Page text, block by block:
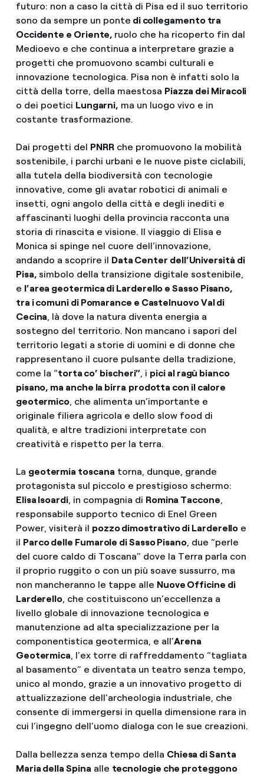
futuro: non a caso la città di Pisa ed il suo territorio
sono da sempre un ponte di collegamento tra
Occidente e Oriente, ruolo che ha ricoperto fin dal
Medioevo e che continua a interpretare grazie a
progetti che promuovono scambi culturali e
innovazione tecnologica. Pisa non è infatti solo la
città della torre, della maestosa Piazza dei Miracoli
o dei poetici Lungarni, ma un luogo vivo e in
costante trasformazione.
Dai progetti del PNRRche promuovono la mobilità
sostenibile, i parchi urbani e le nuove piste ciclabili,
alla tutela della biodiversità con tecnologie
innovative, come gli avatar robotici di animali e
insetti, ogni angolo della città e degli inediti e
affascinanti luoghi della provincia racconta una
storia di rinascita e visione. Il viaggio di Elisa e
Monica si spinge nel cuore dell’innovazione,
andando a scoprire il Data Center dell’Università di
Pisa, simbolo della transizione digitale sostenibile,
e l’area geotermica di Larderello e Sasso Pisano,
tra i comuni di Pomarance e Castelnuovo Val di
Cecina, là dove la natura diventa energia a
sostegno del territorio. Non mancano i sapori del
territorio legati a storie di uomini e di donne che
rappresentano il cuore pulsante della tradizione,
come la “torta co’ bischeri”, i pici al ragù bianco
pisano, ma anche la birra prodotta con il calore
geotermico, che alimenta un’importante e
originale filiera agricola e dello slow food di
qualità, e altre tradizioni interpretate con
creatività e rispetto per la terra.
La geotermia toscana torna, dunque, grande
protagonista sul piccolo e prestigioso schermo:
Elisa Isoardi, in compagnia di Romina Taccone,
responsabile supporto tecnico di Enel Green
Power, visiterà il pozzo dimostrativo di Larderello e
il Parco delle Fumarole di Sasso Pisano, due “perle
del cuore caldo di Toscana” dove la Terra parla con
il proprio ruggito o con un più soave sussurro, ma
non mancheranno le tappe alle Nuove Officine di
Larderello, che costituiscono un’eccellenza a
livello globale di innovazione tecnologica e
manutenzione ad alta specializzazione per la
componentistica geotermica, e all’Arena
Geotermica, l’ex torre di raffreddamento “tagliata
al basamento” e diventata un teatro senza tempo,
unico al mondo, grazie a un innovativo progetto di
attualizzazione dell’archeologia industriale, che
consente di immergersi in quella dimensione rara in
cui l’ingegno dell’uomo dialoga con le sue creazioni.
Dalla bellezza senza tempo della Chiesa di Santa
Maria della Spina alle tecnologie che proteggono